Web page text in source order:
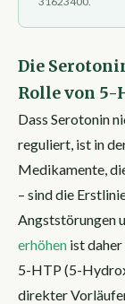
Die
Rolle von 5-
Dass Serotonin
reguliert, ist in
Medikamente,
– sind die
Angststörungen
erhöhen ist
5-HTP (5-
direkter